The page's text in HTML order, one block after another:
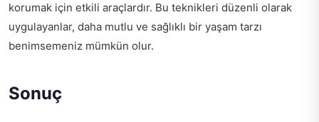
korumak için etkili araçlardır. Bu teknikleri düzenli olarak
uygulayanlar, daha mutlu ve sağlıklı bir yaşam tarzı
benimsemeniz mümkün olur.
Sonuç